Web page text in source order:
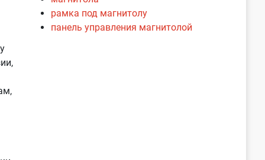
рамка под магнитолу
панель управления магнитолой